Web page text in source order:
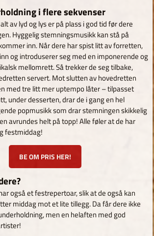
i flere sekvenser
av lyd og lys er på plass i god tid før dere
Hyggelig stemningsmusikk kan stå på
inn. Når dere har spist litt av forretten,
og introduserer seg med en imponerende og
mellomrett. Så trekker de seg tilbake,
servert. Mot slutten av hovedretten
med tre litt mer uptempo låter – tilpasset
under desserten, drar de i gang en hel
popmusikk som drar stemningen skikkelig
avrundes helt på topp! Alle føler at de har
festmiddag!
BE OM PRIS HER!
også et festrepertoar, slik at de også kan
middag mot et lite tillegg. Da får dere ikke
men en helaften med god